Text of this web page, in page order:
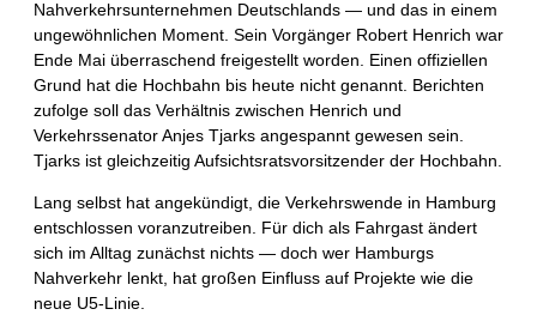
Nahverkehrsunternehmen Deutschlands — und das in einem
ungewöhnlichen Moment. Sein Vorgänger Robert Henrich war
Ende Mai überraschend freigestellt worden. Einen offiziellen
Grund hat die Hochbahn bis heute nicht genannt. Berichten
zufolge soll das Verhältnis zwischen Henrich und
Verkehrssenator Anjes Tjarks angespannt gewesen sein.
Tjarks ist gleichzeitig Aufsichtsratsvorsitzender der Hochbahn.
Lang selbst hat angekündigt, die Verkehrswende in Hamburg
entschlossen voranzutreiben. Für dich als Fahrgast ändert
sich im Alltag zunächst nichts — doch wer Hamburgs
Nahverkehr lenkt, hat großen Einfluss auf Projekte wie die
neue U5-Linie.